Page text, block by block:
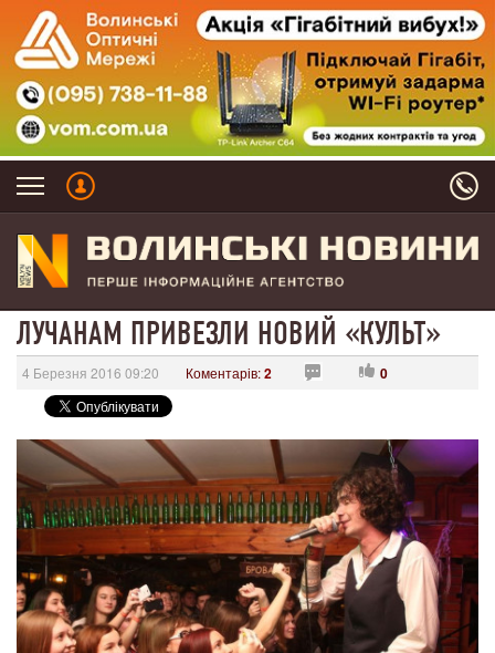
ЛУЧАНАМ ПРИВЕЗЛИ НОВИЙ «КУЛЬТ»
4 Березня 2016 09:20 Коментарів:2 0